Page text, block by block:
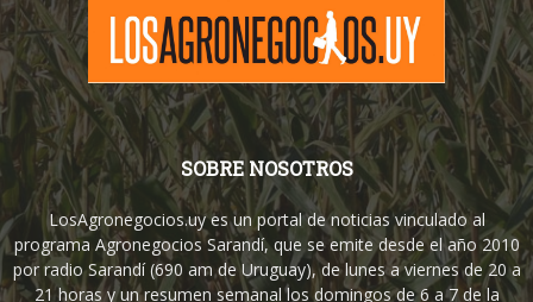
SOBRE NOSOTROS
LosAgronegocios.uy es un portal de noticias vinculado al
programa Agronegocios Sarandí, que se emite desde el año 2010
por radio Sarandí (690 am de Uruguay), de lunes a viernes de 20 a
21 horas y un resumen semanal los domingos de 6 a 7 de la